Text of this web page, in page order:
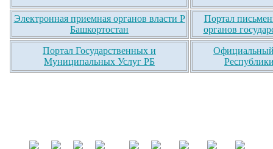
Электронная приемная органов власти Р
Башкортостан
Портал
органов
Портал Государственных и
Муниципальных Услуг РБ
Официальный